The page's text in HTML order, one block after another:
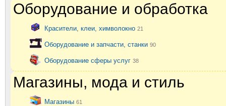
Оборудование и обработка
Красители, клеи, химволокно 21
Оборудование и запчасти, станки 90
Оборудование сферы услуг 38
Магазины, мода и стиль
Магазины 61